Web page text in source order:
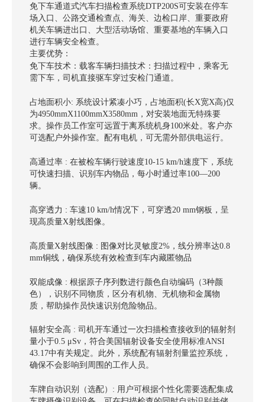
免下车通道式汽车扫描检查系统DTP200S可安装在停车
场入口、公路交通检查点、海关、边检口岸、重要政府
机关车辆进出口、大型活动场馆、重要基地的车辆入口
进行车辆安全检查。
主要优势：
免下车技术 ： 载客车辆扫描技术：扫描过程中，乘客无
需下车，司机直接驱车穿过安检门通道。
占地面积小: 系统设计紧凑小巧，占地面积(长X宽X高)仅
为4950mmX1100mmX3580mm，对安装地面无特殊要
求。操作员工作室可远置于离系统机身100米处。客户亦
可选配户外操作室。配有电机，可无需外部供电运行。
高通过率 : 在被检车辆行驶速度10-15 km/h速度下，系统
可快速扫描、识别车内物品，每小时通过率100—200
辆。
高穿透力 : 车速10 km/h情况下，可穿透20 mm钢板，呈
现高质量X射线图像。
高质量X射线图像 : 图像对比灵敏度2%，线分辨率达0.8
mm铜线，确保系统有效检查到车内藏匿物品
双能成像 : 根据原子序列数进行颜色自动编码（3种颜
色），识别不同物质，区分有机物、无机物和金属物
质，帮助操作员快速识别危险物品。
辐射安全高 : 司机开车通过一次扫描检查接收到的辐射剂
量小于0.5 μSv，符合美国辐射设备安全使用标准ANSI
43.17中有关规定。此外，系统配有辐射剂量监控系统，
确保不会影响到周围的工作人员。
车牌自动识别（选配）: 用户可根据个性化需要选配集成